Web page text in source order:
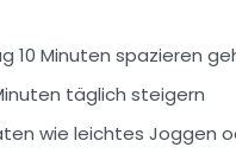
10 Minuten spazieren
täglich steigern
wie leichtes Joggen